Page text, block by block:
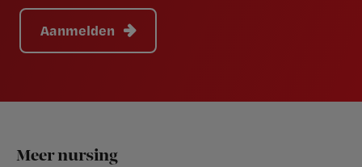
Aanmelden
Footer
Meer nursing